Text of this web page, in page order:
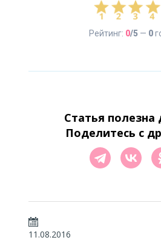
Рейтинг: 0/5 — 0
Статья полезна
Поделитесь с
11.08.2016